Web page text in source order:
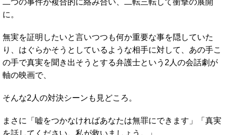
二つの事件が複合的に絡み合い、二転三転して衝撃の展開
に。
無実を証明したいと言いつつも何か重要な事を隠していた
り、はぐらかそうとしているような相手に対して、あの手こ
の手で真実を聞き出そうとする弁護士という2人の会話劇が
軸の映画で、
そんな2人の対決シーンも見どころ。
まさに「嘘をつかなければあなたは無罪にできます」「真実